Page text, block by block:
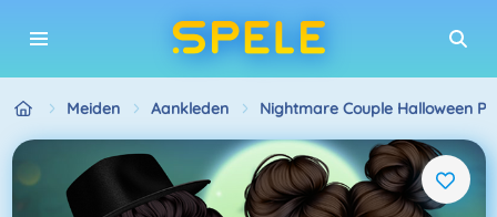
Meiden Aankleden Nightmare Couple Halloween